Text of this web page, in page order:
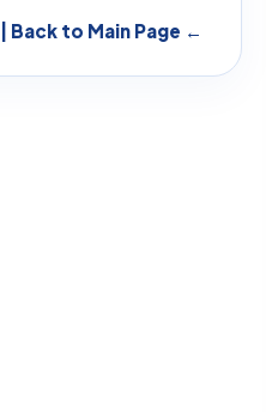
← Back to Main Page | العودة إلى الصفحة الرئيسية